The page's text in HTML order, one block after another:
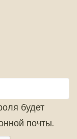
будет
почты.